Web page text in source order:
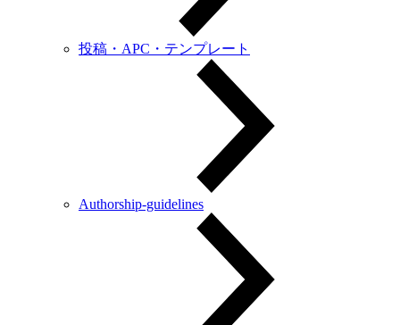
投稿・APC・テンプレート
Authorship-guidelines